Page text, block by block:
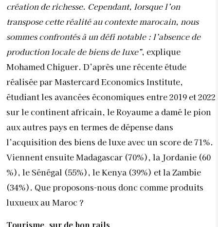
création de richesse. Cependant, lorsque l’on
transpose cette réalité au contexte marocain, nous
sommes confrontés à un défi notable : l’absence de
production locale de biens de luxe”, explique
Mohamed Chiguer. D’après une récente étude
réalisée par Mastercard Economics Institute,
étudiant les avancées économiques entre 2019 et 2022
sur le continent africain, le Royaume a damé le pion
aux autres pays en termes de dépense dans
l’acquisition des biens de luxe avec un score de 71%.
Viennent ensuite Madagascar (70%), la Jordanie (60
%), le Sénégal (55%), le Kenya (39%) et la Zambie
(34%). Que proposons-nous donc comme produits
luxueux au Maroc ?
Tourisme, sur de bon rails